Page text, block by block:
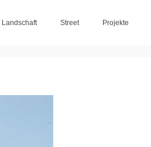
Landschaft Street Projekte